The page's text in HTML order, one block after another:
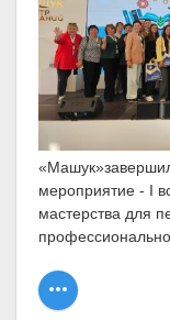
мероприятие - I
мастерства для